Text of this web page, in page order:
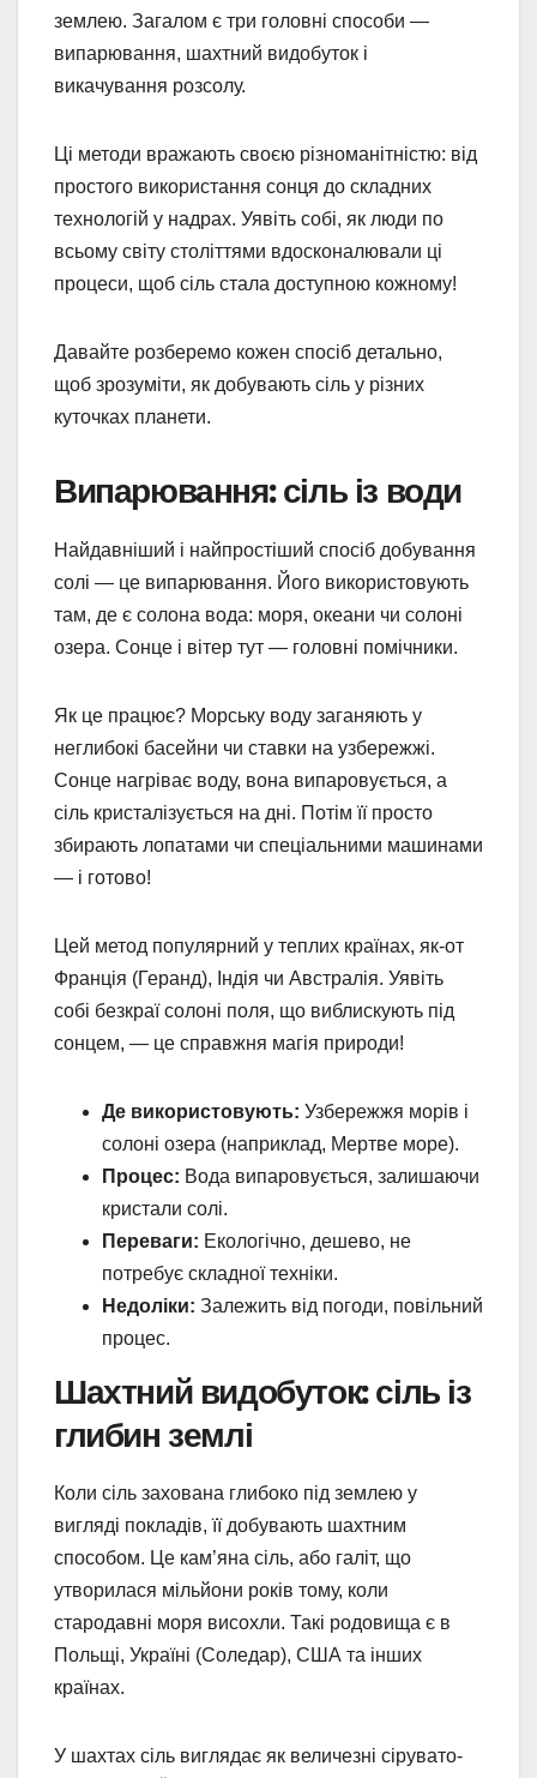
землею. Загалом є три головні способи —
випарювання, шахтний видобуток і
викачування розсолу.
Ці методи вражають своєю різноманітністю: від
простого використання сонця до складних
технологій у надрах. Уявіть собі, як люди по
всьому світу століттями вдосконалювали ці
процеси, щоб сіль стала доступною кожному!
Давайте розберемо кожен спосіб детально,
щоб зрозуміти, як добувають сіль у різних
куточках планети.
Випарювання: сіль із води
Найдавніший і найпростіший спосіб добування
солі — це випарювання. Його використовують
там, де є солона вода: моря, океани чи солоні
озера. Сонце і вітер тут — головні помічники.
Як це працює? Морську воду заганяють у
неглибокі басейни чи ставки на узбережжі.
Сонце нагріває воду, вона випаровується, а
сіль кристалізується на дні. Потім її просто
збирають лопатами чи спеціальними машинами
— і готово!
Цей метод популярний у теплих країнах, як-от
Франція (Геранд), Індія чи Австралія. Уявіть
собі безкраї солоні поля, що виблискують під
сонцем, — це справжня магія природи!
Де використовують: Узбережжя морів і
солоні озера (наприклад, Мертве море).
Процес: Вода випаровується, залишаючи
кристали солі.
Переваги: Екологічно, дешево, не
потребує складної техніки.
Недоліки: Залежить від погоди, повільний
процес.
Шахтний видобуток: сіль із
глибин землі
Коли сіль захована глибоко під землею у
вигляді покладів, її добувають шахтним
способом. Це кам’яна сіль, або галіт, що
утворилася мільйони років тому, коли
стародавні моря висохли. Такі родовища є в
Польщі, Україні (Соледар), США та інших
країнах.
У шахтах сіль виглядає як величезні сірувато-